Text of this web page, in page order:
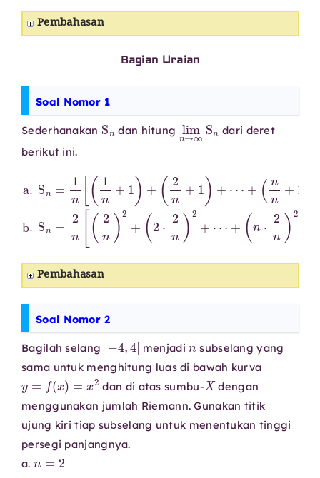
Pembahasan
Bagian Uraian
Soal Nomor 1
Sederhanakan
S
dan hitung
lim n→ n
dari deret
berikut ini.
a Sn= (1 1) + +1
b S n = (2 + (2 )2 2 n
Pembahasan
Soal Nomor 2
Bagilah selang
[ 4 4]
menjadi
subselang yang
sama untuk menghitung luas di bawah kurva
x) =x
dan di atas sumbu-
X
dengan
menggunakan jumlah Riemann. Gunakan titik
ujung kiri tiap subselang untuk menentukan tinggi
persegi panjangnya.
a.
2